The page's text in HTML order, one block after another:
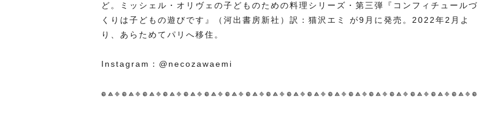
ど。ミッシェル・オリヴェの子どものための料理シリーズ・第三弾『コンフィチュールづ
くりは子どもの遊びです』（河出書房新社）訳：猫沢エミ が9月に発売。2022年2月よ
り、あらためてパリへ移住。
Instagram：@necozawaemi